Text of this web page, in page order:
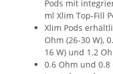
Pods mit
ml Xlim Top-Fill
Xlim Pods
Ohm (26-30 W),
16 W) und 1.2
0.6 Ohm und 0.8